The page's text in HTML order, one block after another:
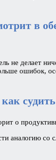
в
не делает
ошибок,
судить
о
аналогию